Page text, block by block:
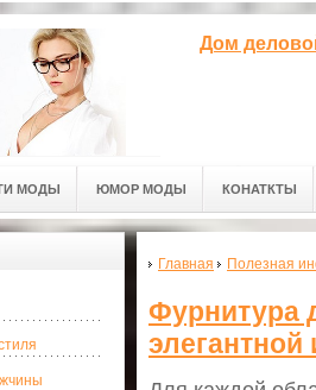
Дом
МОДЫ ЮМОР МОДЫ КОНАТКТЫ
Главная Полезная
Фурнитура
элегантной